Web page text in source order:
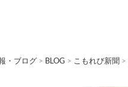
・ブログ > BLOG > こもれび新聞 >